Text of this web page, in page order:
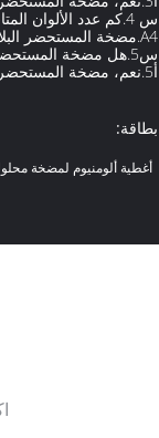
س 4.كم عدد الألوان المتاحة لمضخة المستحضر البلاستيكي؟
A4.مضخة المستحضر البلاستيكية متوفرة في مجموعة متنوعة من الألوان.
س5.هل مضخة المستحضر البلاستيكية سهلة الاستخدام؟
أ5.نعم، مضخة المستحضر البلاستيكية سهلة الاستخدام ويمكن أن تساعدك على توفير الوقت والجهد.
بطاقة:
أغطية ألومنيوم لمضخة